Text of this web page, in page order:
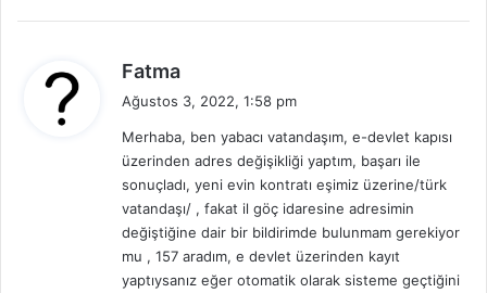
Fatma
i
k
i
:
Ağustos 3, 2022, 1:58 pm
Merhaba, ben yabacı vatandaşım, e-devlet kapısı
üzerinden adres değişikliği yaptım, başarı ile
sonuçladı, yeni evin kontratı eşimiz üzerine/türk
vatandaşı/ , fakat il göç idaresine adresimin
değiştiğine dair bir bildirimde bulunmam gerekiyor
mu , 157 aradım, e devlet üzerinden kayıt
yaptıysanız eğer otomatik olarak sisteme geçtiğini